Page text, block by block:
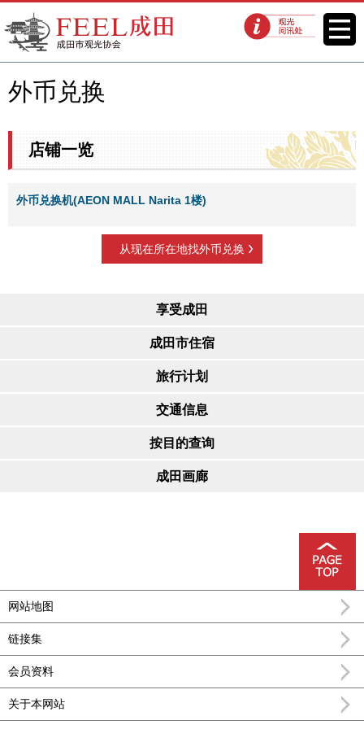
FEEL成田成田市观光协会官方网
站
观光问讯处 菜单
外币兑换
店铺一览
外币兑换机(AEON MALL Narita 1楼)
从现在所在地找外币兑换
享受成田
成田市住宿
旅行计划
交通信息
按目的查询
成田画廊
网站地图
链接集
会员资料
关于本网站